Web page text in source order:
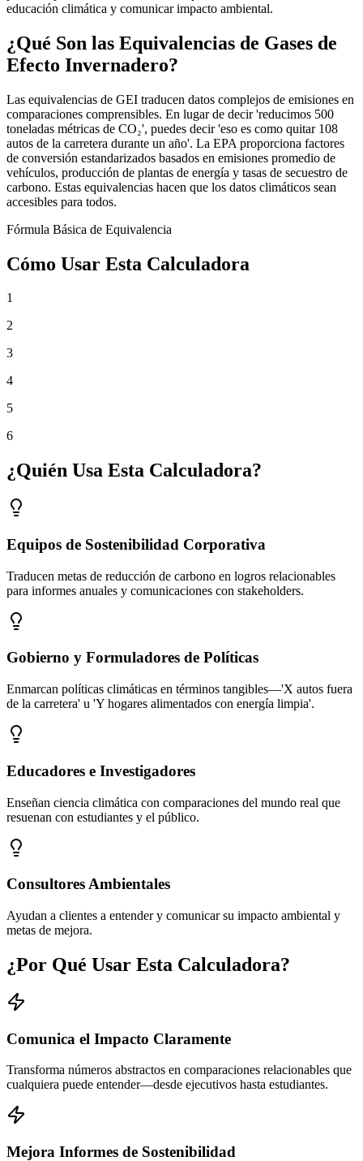
educación climática y comunicar impacto ambiental.
¿Qué Son las Equivalencias de Gases de
Efecto Invernadero?
Las equivalencias de GEI traducen datos complejos de emisiones en
comparaciones comprensibles. En lugar de decir 'reducimos 500
toneladas métricas de CO₂', puedes decir 'eso es como quitar 108
autos de la carretera durante un año'. La EPA proporciona factores
de conversión estandarizados basados en emisiones promedio de
vehículos, producción de plantas de energía y tasas de secuestro de
carbono. Estas equivalencias hacen que los datos climáticos sean
accesibles para todos.
Fórmula Básica de Equivalencia
Cómo Usar Esta Calculadora
1
2
3
4
5
6
¿Quién Usa Esta Calculadora?
Equipos de Sostenibilidad Corporativa
Traducen metas de reducción de carbono en logros relacionables
para informes anuales y comunicaciones con stakeholders.
Gobierno y Formuladores de Políticas
Enmarcan políticas climáticas en términos tangibles—'X autos fuera
de la carretera' u 'Y hogares alimentados con energía limpia'.
Educadores e Investigadores
Enseñan ciencia climática con comparaciones del mundo real que
resuenan con estudiantes y el público.
Consultores Ambientales
Ayudan a clientes a entender y comunicar su impacto ambiental y
metas de mejora.
¿Por Qué Usar Esta Calculadora?
Comunica el Impacto Claramente
Transforma números abstractos en comparaciones relacionables que
cualquiera puede entender—desde ejecutivos hasta estudiantes.
Mejora Informes de Sostenibilidad